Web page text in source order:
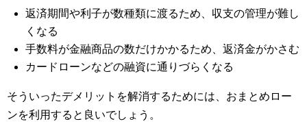
返済期間や利子が数種類に渡るため、収支の管理が難し
くなる
手数料が金融商品の数だけかかるため、返済金がかさむ
カードローンなどの融資に通りづらくなる
そういったデメリットを解消するためには、おまとめロー
ンを利用すると良いでしょう。